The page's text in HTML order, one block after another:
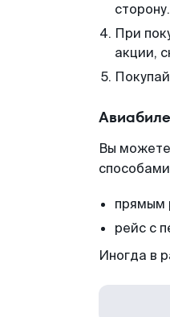
сторону.
При
акции,
Вы можете
прямым
рейс с
Иногда в